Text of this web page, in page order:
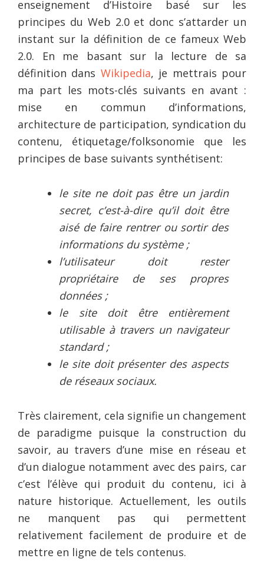
enseignement d’Histoire basé sur les
principes du Web 2.0 et donc s’attarder un
instant sur la définition de ce fameux Web
2.0. En me basant sur la lecture de sa
définition dans Wikipedia, je mettrais pour
ma part les mots-clés suivants en avant :
mise en commun d’informations,
architecture de participation, syndication du
contenu, étiquetage/folksonomie que les
principes de base suivants synthétisent:
le site ne doit pas être un jardin
secret, c’est-à-dire qu’il doit être
aisé de faire rentrer ou sortir des
informations du système ;
l’utilisateur doit rester
propriétaire de ses propres
données ;
le site doit être entièrement
utilisable à travers un navigateur
standard ;
le site doit présenter des aspects
de réseaux sociaux.
Très clairement, cela signifie un changement
de paradigme puisque la construction du
savoir, au travers d’une mise en réseau et
d’un dialogue notamment avec des pairs, car
c’est l’élève qui produit du contenu, ici à
nature historique. Actuellement, les outils
ne manquent pas qui permettent
relativement facilement de produire et de
mettre en ligne de tels contenus.